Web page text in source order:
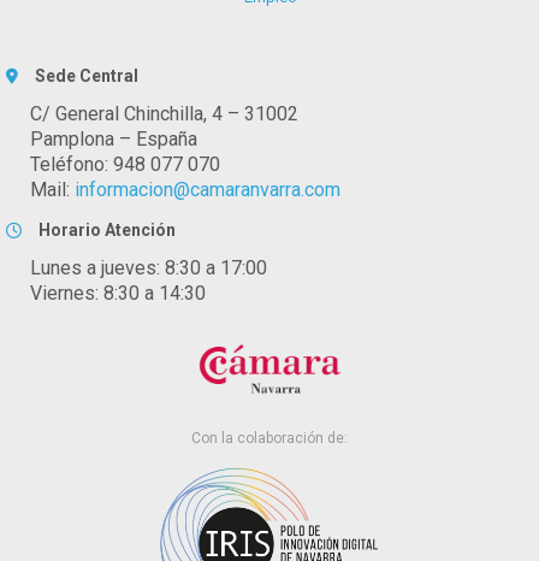
Sede Central
C/ General Chinchilla, 4 – 31002
Pamplona – España
Teléfono: 948 077 070
Mail: informacion@camaranvarra.com
Horario Atención
Lunes a jueves: 8:30 a 17:00
Viernes: 8:30 a 14:30
Con la colaboración de: